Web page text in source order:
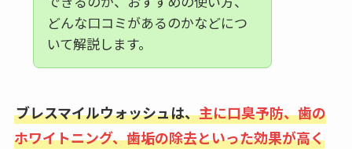
どんな口コミがあるのかなどにつ
いて解説します。
ブレスマイルウォッシュは、主に口臭予防、歯の
ホワイトニング、歯垢の除去といった効果が高く